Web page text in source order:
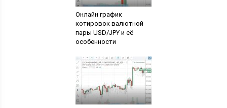
Онлайн график
котировок валютной
пары USD/JPY и её
особенности